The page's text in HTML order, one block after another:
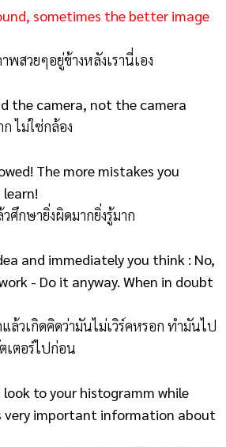
sometimes the better image
พสวยๆอยู่ข้างหลังเรานี่เอง
the camera, not the camera
ไม่ใช่กล้อง
The more mistakes you
ศึกษายิ่งผิดมากยิ่งรู้มาก
and immediately you think : No,
- Do it anyway. When in doubt
ล้วเกิดคิดว่ามันไม่เวิร์คหรอก ทำมันไป
เตอร์ไปก่อน
to your histogramm while
very important information about